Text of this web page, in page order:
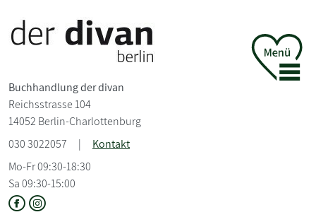
Buchhandlung der divan
Reichsstrasse 104
14052 Berlin-Charlottenburg
030 3022057
|
Kontakt
Mo-Fr 09:30-18:30
Sa 09:30-15:00